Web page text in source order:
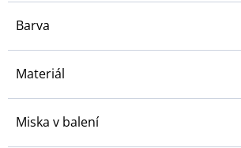
Barva
Materiál
Miska v balení